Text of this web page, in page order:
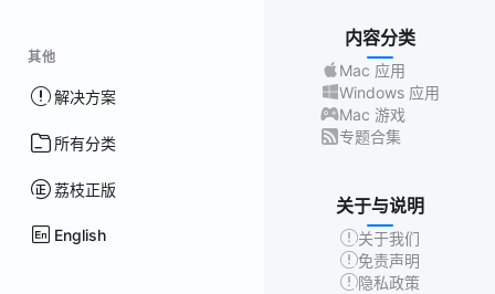
其他
解决方案
所有分类
荔枝正版
English
内容分类
Mac 应用
Windows 应用
Mac 游戏
专题合集
关于与说明
关于我们
免责声明
隐私政策